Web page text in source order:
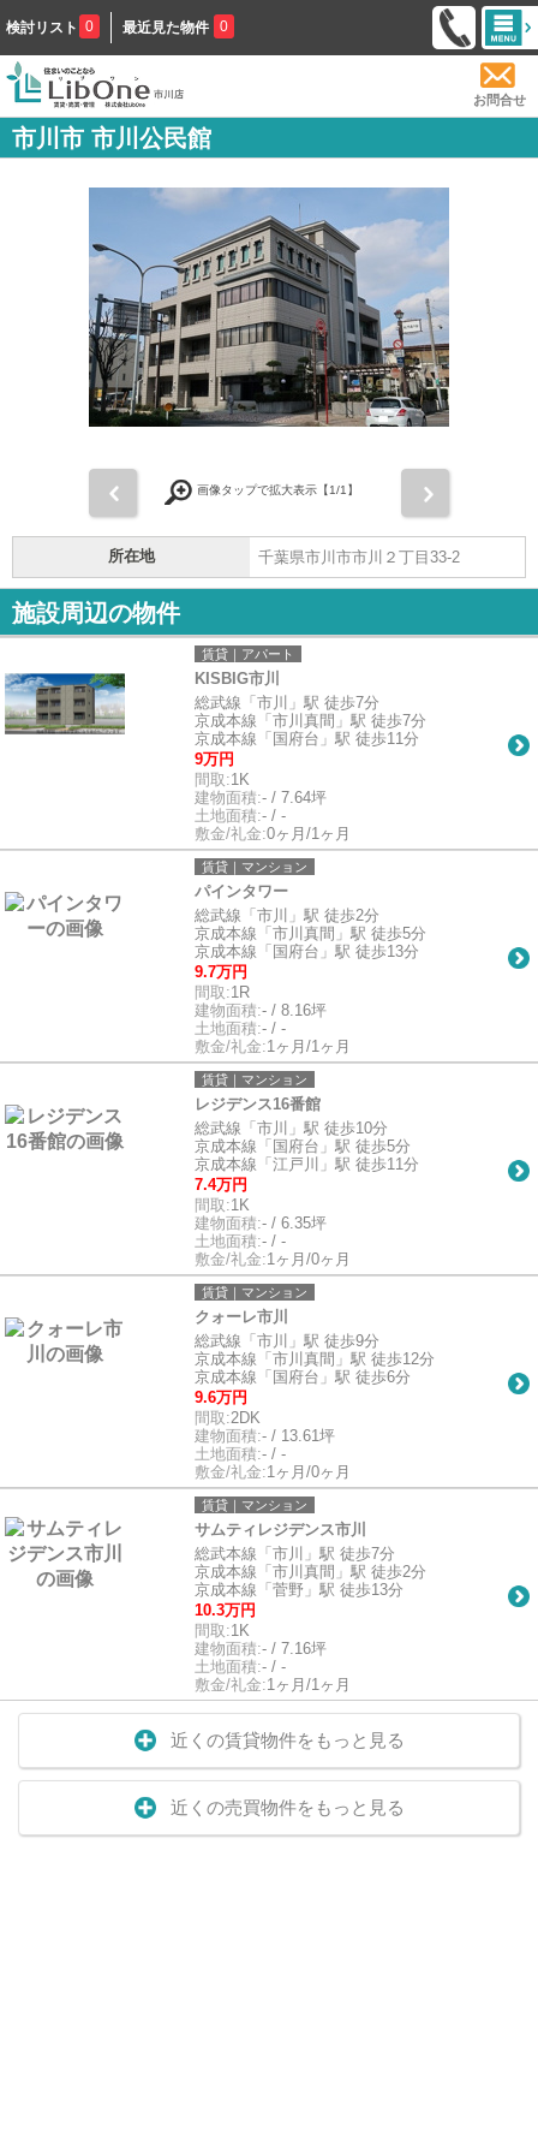
検討リスト 0 最近見た物件 0
お問合せ
市川市 市川公民館
画像タップで拡大表示【1/1】
所在地 千葉県市川市市川２丁目33-2
施設周辺の物件
賃貸｜アパート
KISBIG市川
総武線「市川」駅 徒歩7分
京成本線「市川真間」駅 徒歩7分
京成本線「国府台」駅 徒歩11分
9万円
間取:1K
建物面積:- / 7.64坪
土地面積:- / -
敷金/礼金:0ヶ月/1ヶ月
賃貸｜マンション
パインタワー
総武線「市川」駅 徒歩2分
京成本線「市川真間」駅 徒歩5分
京成本線「国府台」駅 徒歩13分
9.7万円
間取:1R
建物面積:- / 8.16坪
土地面積:- / -
敷金/礼金:1ヶ月/1ヶ月
賃貸｜マンション
レジデンス16番館
総武線「市川」駅 徒歩10分
京成本線「国府台」駅 徒歩5分
京成本線「江戸川」駅 徒歩11分
7.4万円
間取:1K
建物面積:- / 6.35坪
土地面積:- / -
敷金/礼金:1ヶ月/0ヶ月
賃貸｜マンション
クォーレ市川
総武線「市川」駅 徒歩9分
京成本線「市川真間」駅 徒歩12分
京成本線「国府台」駅 徒歩6分
9.6万円
間取:2DK
建物面積:- / 13.61坪
土地面積:- / -
敷金/礼金:1ヶ月/0ヶ月
賃貸｜マンション
サムティレジデンス市川
総武本線「市川」駅 徒歩7分
京成本線「市川真間」駅 徒歩2分
京成本線「菅野」駅 徒歩13分
10.3万円
間取:1K
建物面積:- / 7.16坪
土地面積:- / -
敷金/礼金:1ヶ月/1ヶ月
近くの賃貸物件をもっと見る
近くの売買物件をもっと見る